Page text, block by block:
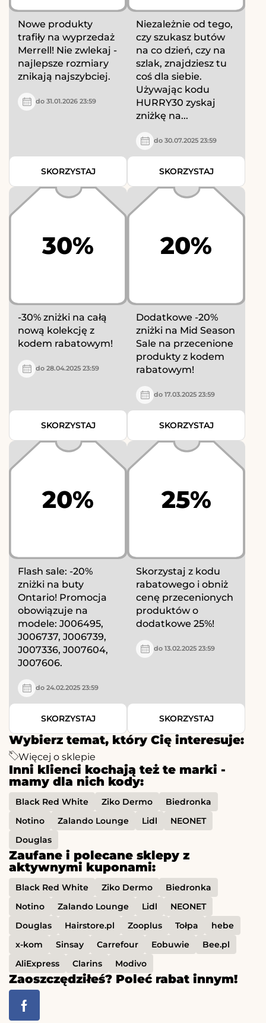
Wybierz temat, który Cię interesuje:
Więcej o sklepie
Inni klienci kochają też te marki -
mamy dla nich kody:
Black Red White Ziko Dermo
Biedronka
Notino
Zalando Lounge Lidl
NEONET
Douglas
Zaufane i polecane sklepy z
aktywnymi kuponami:
Black Red White Ziko Dermo
Biedronka
Notino
Zalando Lounge Lidl
NEONET
Douglas
Hairstore.pl Zooplus Tołpa
hebe
x-kom
Sinsay Carrefour Eobuwie
Bee.pl
AliExpress
Clarins Modivo
Zaoszczędziłeś? Poleć rabat innym!
Nowe produkty
trafiły na wyprzedaż
Merrell! Nie zwlekaj -
najlepsze rozmiary
znikają najszybciej.
do 31.01.2026 23:59
SKORZYSTAJ
Niezależnie od tego,
czy szukasz butów
na co dzień, czy na
szlak, znajdziesz tu
coś dla siebie.
Używając kodu
HURRY30 zyskaj
zniżkę na...
do 30.07.2025 23:59
SKORZYSTAJ
30%
-30% zniżki na całą
nową kolekcję z
kodem rabatowym!
do 28.04.2025 23:59
SKORZYSTAJ
20%
Dodatkowe -20%
zniżki na Mid Season
Sale na przecenione
produkty z kodem
rabatowym!
do 17.03.2025 23:59
SKORZYSTAJ
20%
Flash sale: -20%
zniżki na buty
Ontario! Promocja
obowiązuje na
modele: J006495,
J006737, J006739,
J007336, J007604,
J007606.
do 24.02.2025 23:59
SKORZYSTAJ
25%
Skorzystaj z kodu
rabatowego i obniż
cenę przecenionych
produktów o
dodatkowe 25%!
do 13.02.2025 23:59
SKORZYSTAJ